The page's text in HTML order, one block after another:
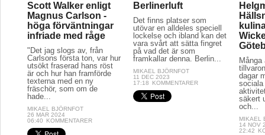
Scott Walker enligt
Magnus Carlson -
höga förväntningar
infriade med råge
"Det jag slogs av, från
Carlsons första ton, var hur
utsökt fraserad hans röst
är och hur han framförde
texterna med en ny
fräschör, som om de
hade...
MIKAEL BJÖRNFOT
26 MAR 2024
06:40
KOMMENTARER
Berlinerluft
Det finns platser som
utövar en alldeles speciell
lockelse och ibland kan det
vara svårt att sätta fingret
på vad det är som
framkallar denna. Berlin...
MIKAEL BJÖRNFOT
11 DEC 2023
17:18
KOMMENTARER
dagar
säkert
och...
MIKAEL
14 NOV
22:42